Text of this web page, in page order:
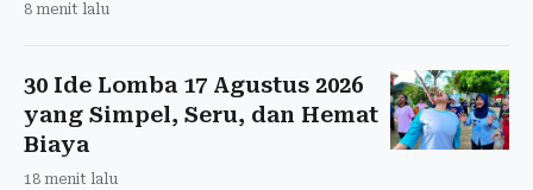
8 menit lalu
30 Ide Lomba 17 Agustus 2026
yang Simpel, Seru, dan Hemat
Biaya
18 menit lalu